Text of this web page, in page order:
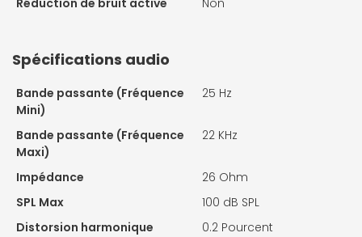
Réduction de bruit active Non
Spécifications audio
Bande passante (Fréquence
Mini)
25 Hz
Bande passante (Fréquence
Maxi)
22 KHz
Impédance
26 Ohm
SPL Max
100 dB SPL
Distorsion harmonique
0.2 Pourcent